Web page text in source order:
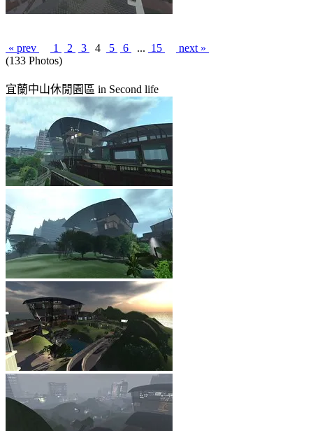
« prev 1 2 3 4 5 6 ... 15
next »
(133 Photos)
宜蘭中山休閒園區 in Second life